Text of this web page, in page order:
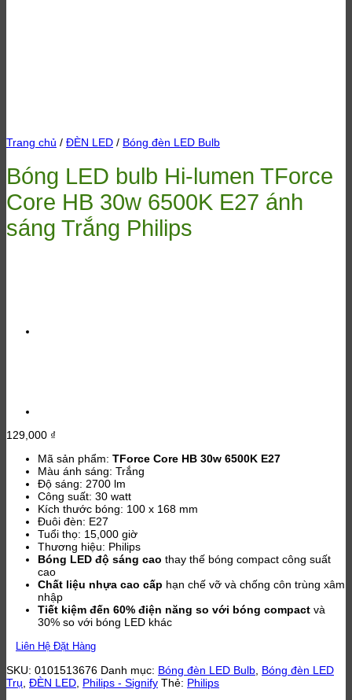
Trang chủ / ĐÈN LED / Bóng đèn LED Bulb
Bóng LED bulb Hi-lumen TForce
Core HB 30w 6500K E27 ánh
sáng Trắng Philips
129,000 ₫
Mã sản phẩm: TForce Core HB 30w 6500K E27
Màu ánh sáng: Trắng
Độ sáng: 2700 lm
Công suất: 30 watt
Kích thước bóng: 100 x 168 mm
Đuôi đèn: E27
Tuổi thọ: 15,000 giờ
Thương hiệu: Philips
Bóng LED độ sáng cao thay thế bóng compact công suất
cao
Chất liệu nhựa cao cấp hạn chế vỡ và chống côn trùng xâm
nhập
Tiết kiệm đến 60% điện năng so với bóng compact và
30% so với bóng LED khác
Liên Hệ Đặt Hàng
SKU: 0101513676 Danh mục: Bóng đèn LED Bulb Bóng đèn LED
Trụ ĐÈN LED Philips - Signify Thẻ: Philips